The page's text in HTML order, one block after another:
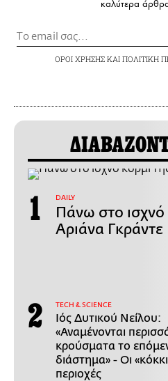
καλύτερα
ΟΡΟΙ ΧΡΗΣΗΣΚΑΙ ΠΟΛΙΤΙΚΗ
DAILY
Πάνω στο ισχνό
Αριάνα Γκράντε
ΤECH & SCIENCE
Ιός Δυτικού Νείλου:
«Αναμένονται
κρούσματα το
διάστημα» - Οι
περιοχές